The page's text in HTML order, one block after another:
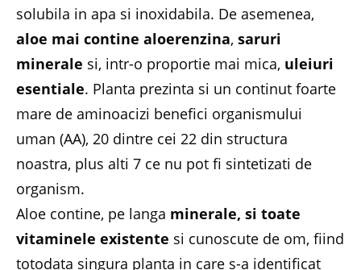
solubila in apa si inoxidabila. De asemenea,
aloe mai contine aloerenzina, saruri
minerale si, intr-o proportie mai mica, uleiuri
esentiale. Planta prezinta si un continut foarte
mare de aminoacizi benefici organismului
uman (AA), 20 dintre cei 22 din structura
noastra, plus alti 7 ce nu pot fi sintetizati de
organism.
Aloe contine, pe langa minerale, si toate
vitaminele existente si cunoscute de om, fiind
totodata singura planta in care s-a identificat